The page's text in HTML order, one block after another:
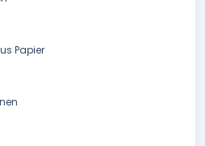
Papier